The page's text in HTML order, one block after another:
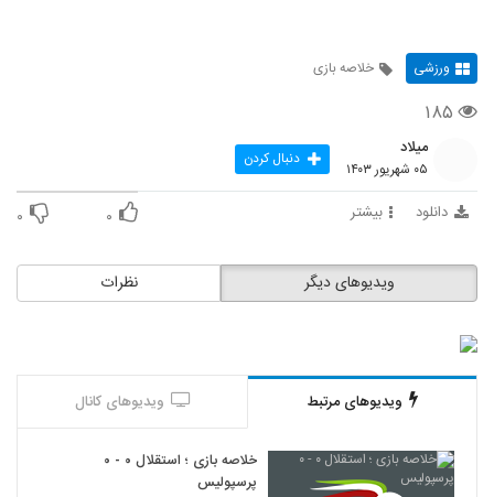
ورزشی خلاصه بازی
۱۸۵
میلاد
۰۵ شهریور ۱۴۰۳ دنبال کردن
دانلود بیشتر ۰ ۰
نظرات ویدیوهای دیگر
ویدیوهای مرتبط ویدیوهای کانال
خلاصه بازی ؛ استقلال ۰ - ۰
پرسپولیس